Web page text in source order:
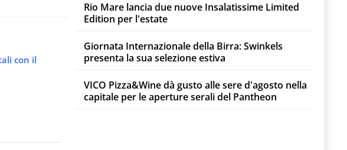
con il
Rio Mare lancia due nuove Insalatissime Limited
Edition per l'estate
Giornata Internazionale della Birra: Swinkels
presenta la sua selezione estiva
VICO Pizza&Wine dà gusto alle sere d'agosto nella
capitale per le aperture serali del Pantheon